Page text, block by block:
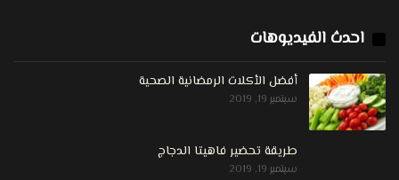
احدث الفيديوهات
أفضل الأكلات الرمضانية الصحية
سبتمبر 19, 2019
طريقة تحضير فاهيتا الدجاج
سبتمبر 19, 2019